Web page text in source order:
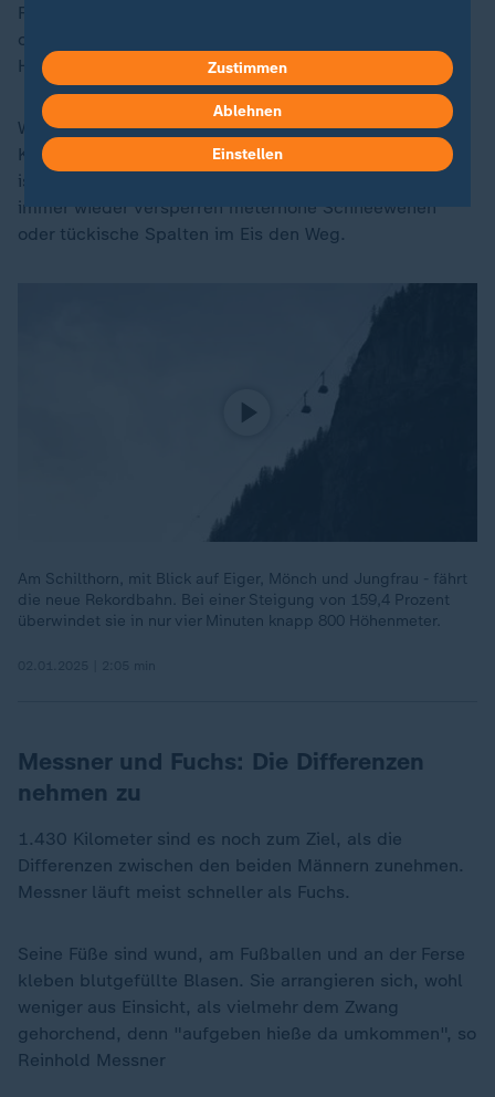
Für die zweite längere Etappe hoffen die beiden
charakterlich so unterschiedlichen Eisgänger auf die
Hilfe des Himmels.
Wenn Wind und Wetter es zulassen können sie ihre
Kites einsetzen, doch auf dem eisigen Mill-Gletscher
ist das ein nicht ungefährliches Unterfangen. Denn
immer wieder versperren meterhohe Schneewehen
oder tückische Spalten im Eis den Weg.
Am Schilthorn, mit Blick auf Eiger, Mönch und Jungfrau - fährt
die neue Rekordbahn. Bei einer Steigung von 159,4 Prozent
überwindet sie in nur vier Minuten knapp 800 Höhenmeter.
Messner und Fuchs: Die Differenzen
nehmen zu
1.430 Kilometer sind es noch zum Ziel, als die
Differenzen zwischen den beiden Männern zunehmen.
Messner läuft meist schneller als Fuchs.
Seine Füße sind wund, am Fußballen und an der Ferse
kleben blutgefüllte Blasen. Sie arrangieren sich, wohl
weniger aus Einsicht, als vielmehr dem Zwang
gehorchend, denn "aufgeben hieße da umkommen", so
Reinhold Messner
Zustimmen
Ablehnen
Einstellen